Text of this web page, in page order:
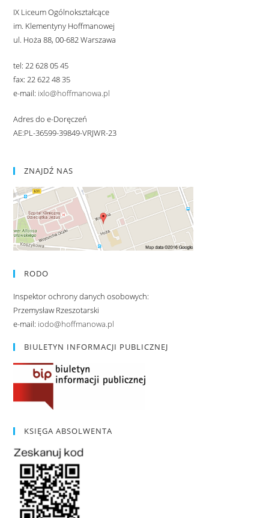
IX Liceum Ogólnokształcące
im. Klementyny Hoffmanowej
ul. Hoża 88, 00-682 Warszawa
tel: 22 628 05 45
fax: 22 622 48 35
e-mail: ixlo@hoffmanowa.pl
Adres do e-Doręczeń
AE:PL-36599-39849-VRJWR-23
ZNAJDŹ NAS
RODO
Inspektor ochrony danych osobowych:
Przemysław Rzeszotarski
e-mail: iodo@hoffmanowa.pl
BIULETYN INFORMACJI PUBLICZNEJ
KSIĘGA ABSOLWENTA